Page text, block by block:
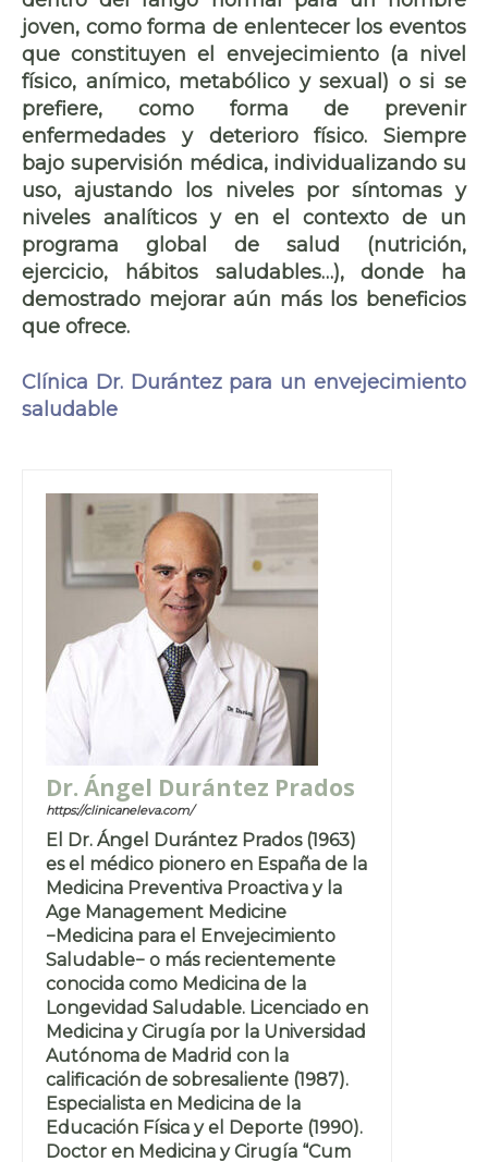
joven, como forma de enlentecer los eventos
que constituyen el envejecimiento (a nivel
físico, anímico, metabólico y sexual) o si se
prefiere, como forma de prevenir
enfermedades y deterioro físico. Siempre
bajo supervisión médica, individualizando su
uso, ajustando los niveles por síntomas y
niveles analíticos y en el contexto de un
programa global de salud (nutrición,
ejercicio, hábitos saludables…), donde ha
demostrado mejorar aún más los beneficios
que ofrece.
Clínica Dr. Durántez para un envejecimiento
saludable
Dr. Ángel Durántez Prados
https://clinicaneleva.com/
El Dr. Ángel Durántez Prados (1963)
es el médico pionero en España de la
Medicina Preventiva Proactiva y la
Age Management Medicine
−Medicina para el Envejecimiento
Saludable− o más recientemente
conocida como Medicina de la
Longevidad Saludable. Licenciado en
Medicina y Cirugía por la Universidad
Autónoma de Madrid con la
calificación de sobresaliente (1987).
Especialista en Medicina de la
Educación Física y el Deporte (1990).
Doctor en Medicina y Cirugía “Cum